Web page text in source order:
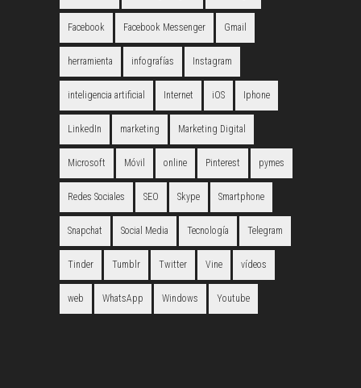
Facebook Facebook Messenger Gmail
herramienta infografías Instagram
inteligencia artificial Internet iOS Iphone
LinkedIn marketing Marketing Digital
Microsoft Móvil online Pinterest pymes
Redes Sociales SEO Skype Smartphone
Snapchat Social Media Tecnología Telegram
Tinder Tumblr Twitter Vine vídeos
web WhatsApp Windows Youtube